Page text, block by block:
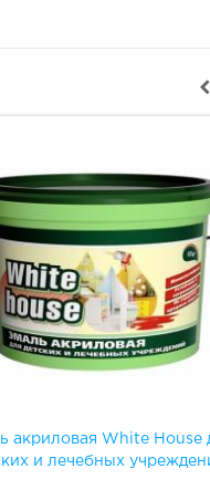
акриловая White House
и лечебных